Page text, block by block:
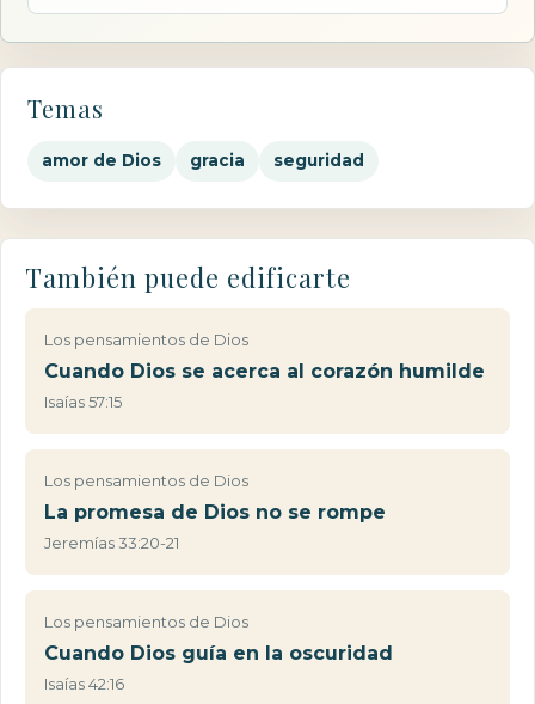
Temas
amor de Dios gracia seguridad
También puede edificarte
Los pensamientos de Dios
Cuando Dios se acerca al corazón humilde
Isaías 57:15
Los pensamientos de Dios
La promesa de Dios no se rompe
Jeremías 33:20-21
Los pensamientos de Dios
Cuando Dios guía en la oscuridad
Isaías 42:16